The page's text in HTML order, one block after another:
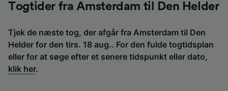
Togtider fra Amsterdam til Den Helder
Tjek de næste tog, der afgår fra Amsterdam til Den
Helder for den tirs. 18 aug.. For den fulde togtidsplan
eller for at søge efter et senere tidspunkt eller dato,
klik her.